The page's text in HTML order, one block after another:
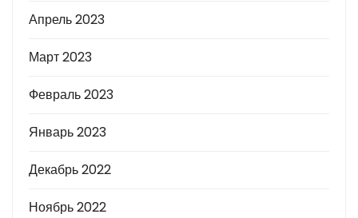
Апрель 2023
Март 2023
Февраль 2023
Январь 2023
Декабрь 2022
Ноябрь 2022